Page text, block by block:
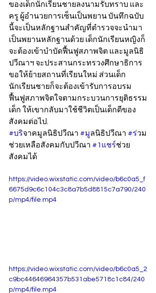
ของเด็กนักเรียนชายลงนามรับทราบ และ
ครู ผู้อำนวยการเซ็นเป็นพยาน บันทึกฉบับ
นี้จะเป็นหลักฐานสำคัญที่ตำรวจจะนำมา
เป็นพยานหลักฐานด้วย เด็กนักเรียนหญิงก็
จะต้องเข้าบำบัดฟื้นฟูสภาพจิต และมูลนิธิ
ปวีณาฯ จะประสานกระทรวงศึกษาธิการ
ขอให้ย้ายสถานที่เรียนใหม่ ส่วนเด็ก
นักเรียนชายก็จะต้องเข้ารับการอบรม
ฟื้นฟูสภาพจิตใจตามกระบวนการยุติธรรม
เด็ก ให้เขากลับมาใช้ชีวิตเป็นเด็กดีของ
สังคมต่อไป.
#บริจาคมูลนิธิปวีณา #มูลนิธิปวีณา #ร่วม
ช่วยเหลือสังคมกับปวีณา #1แชร์ช่วย
สังคมได้
https://video.wixstatic.com/video/b6c0a5_f
6675d9c6c104c3c8a7b5d8815c7a790/240
p/mp4/file.mp4
https://video.wixstatic.com/video/b6c0a5_2
c9bc44646964357b531abe5718c1c84/240
p/mp4/file.mp4